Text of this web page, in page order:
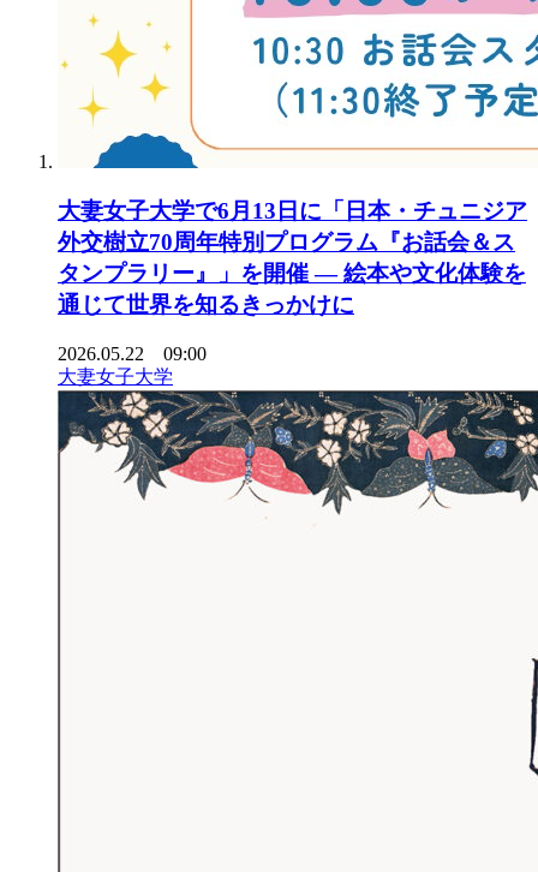
大妻女子大学で6月13日に「日本・チュニジア
外交樹立70周年特別プログラム『お話会＆ス
タンプラリー』」を開催 ― 絵本や文化体験を
通じて世界を知るきっかけに
2026.05.22 09:00
大妻女子大学